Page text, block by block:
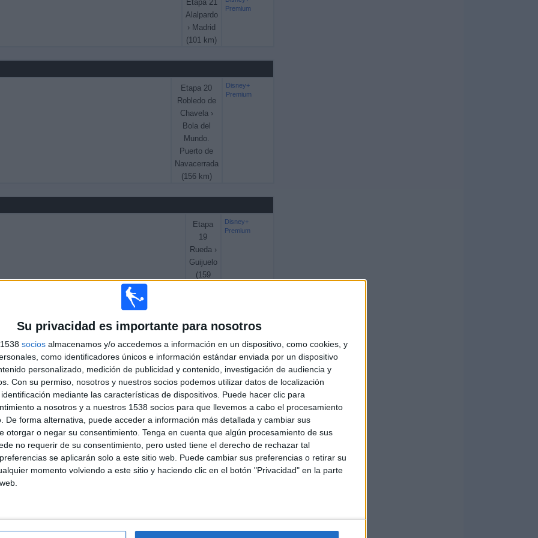
Su privacidad es importante para nosotros
socios almacenamos y/o accedemos a información en un dispositivo, como cookies, y
como identificadores únicos e información estándar enviada por un dispositivo
personalizado, medición de publicidad y contenido, investigación de audiencia y
Con su permiso, nosotros y nuestros socios podemos utilizar datos de localización
mediante las características de dispositivos. Puede hacer clic para
a nosotros y a nuestros 1538 socios para que llevemos a cabo el procesamiento
De forma alternativa, puede acceder a información más detallada y cambiar sus
otorgar o negar su consentimiento. Tenga en cuenta que algún procesamiento de sus
no requerir de su consentimiento, pero usted tiene el derecho de rechazar tal
se aplicarán solo a este sitio web. Puede cambiar sus preferencias o retirar su
momento volviendo a este sitio y haciendo clic en el botón "Privacidad" en la parte
Etapa 21
Alalpardo
› Madrid
(101 km)
Premium
Etapa 20
Robledo de
Chavela ›
Bola del
Mundo.
Puerto de
Navacerrada
(156 km)
Disney+
Premium
Etapa
19
Rueda ›
Guijuelo
(159
Disney+
Premium